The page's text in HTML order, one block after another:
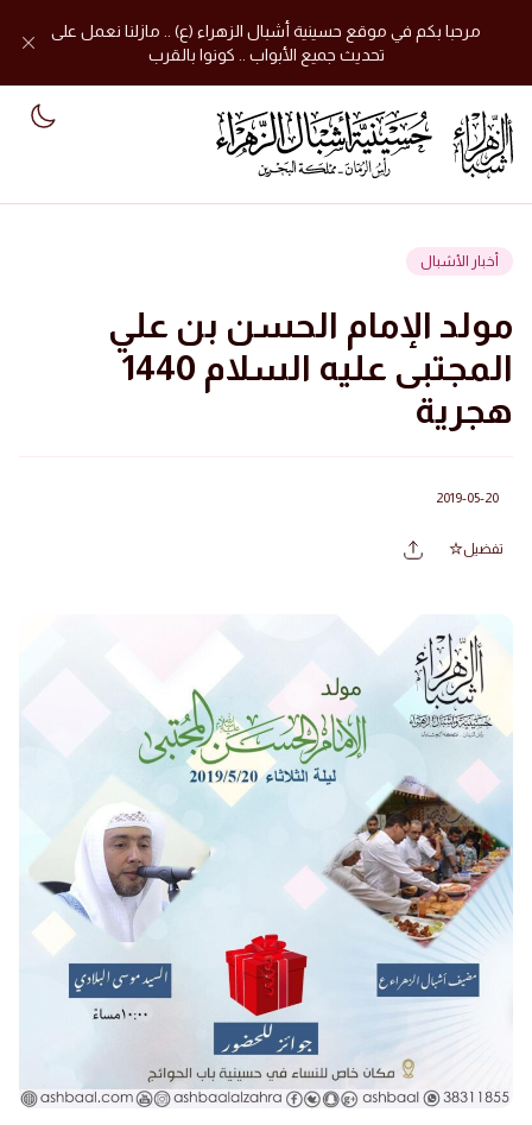
مرحبا بكم في موقع حسينية أشبال الزهراء (ع) .. مازلنا نعمل على
تحديث جميع الأبواب .. كونوا بالقرب
أخبار الأشبال
مولد الإمام الحسن بن علي
المجتبى عليه السلام 1440
هجرية
2019-05-20
تفضيل